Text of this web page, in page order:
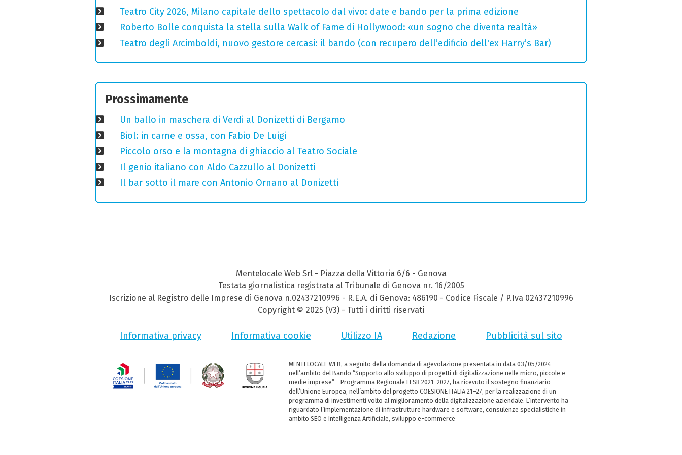
Teatro City 2026, Milano capitale dello spettacolo dal vivo: date e bando per la prima edizione
Roberto Bolle conquista la stella sulla Walk of Fame di Hollywood: «un sogno che diventa realtà»
Teatro degli Arcimboldi, nuovo gestore cercasi: il bando (con recupero dell’edificio dell'ex Harry’s Bar)
Prossimamente
Un ballo in maschera di Verdi al Donizetti di Bergamo
Biol: in carne e ossa, con Fabio De Luigi
Piccolo orso e la montagna di ghiaccio al Teatro Sociale
Il genio italiano con Aldo Cazzullo al Donizetti
Il bar sotto il mare con Antonio Ornano al Donizetti
Mentelocale Web Srl - Piazza della Vittoria 6/6 - Genova
Testata giornalistica registrata al Tribunale di Genova nr. 16/2005
Iscrizione al Registro delle Imprese di Genova n.02437210996 - R.E.A. di Genova: 486190 - Codice Fiscale / P.Iva 02437210996
Copyright © 2025 (V3) - Tutti i diritti riservati
Informativa privacy Informativa cookie Utilizzo IA Redazione Pubblicità sul sito
MENTELOCALE WEB, a seguito della domanda di agevolazione presentata in data 03/05/2024
nell’ambito del Bando “Supporto allo sviluppo di progetti di digitalizzazione nelle micro, piccole e
medie imprese” - Programma Regionale FESR 2021–2027, ha ricevuto il sostegno finanziario
dell’Unione Europea, nell’ambito del progetto COESIONE ITALIA 21–27, per la realizzazione di un
programma di investimenti volto al miglioramento della digitalizzazione aziendale. L’intervento ha
riguardato l’implementazione di infrastrutture hardware e software, consulenze specialistiche in
ambito SEO e Intelligenza Artificiale, sviluppo e-commerce